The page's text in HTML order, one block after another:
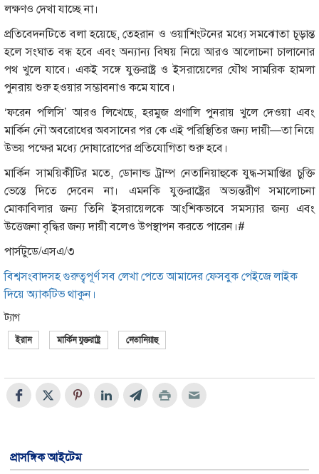
লক্ষণও দেখা যাচ্ছে না।
প্রতিবেদনটিতে বলা হয়েছে, তেহরান ও ওয়াশিংটনের মধ্যে সমঝোতা চূড়ান্ত
হলে সংঘাত বন্ধ হবে এবং অন্যান্য বিষয় নিয়ে আরও আলোচনা চালানোর
পথ খুলে যাবে। একই সঙ্গে যুক্তরাষ্ট্র ও ইসরায়েলের যৌথ সামরিক হামলা
পুনরায় শুরু হওয়ার সম্ভাবনাও কমে যাবে।
‘ফরেন পলিসি’ আরও লিখেছে, হরমুজ প্রণালি পুনরায় খুলে দেওয়া এবং
মার্কিন নৌ অবরোধের অবসানের পর কে এই পরিস্থিতির জন্য দায়ী—তা নিয়ে
উভয় পক্ষের মধ্যে দোষারোপের প্রতিযোগিতা শুরু হবে।
মার্কিন সাময়িকীটির মতে, ডোনাল্ড ট্রাম্প নেতানিয়াহুকে যুদ্ধ-সমাপ্তির চুক্তি
ভেস্তে দিতে দেবেন না। এমনকি যুক্তরাষ্ট্রের অভ্যন্তরীণ সমালোচনা
মোকাবিলার জন্য তিনি ইসরায়েলকে আংশিকভাবে সমস্যার জন্য এবং
উত্তেজনা বৃদ্ধির জন্য দায়ী বলেও উপস্থাপন করতে পারেন।#
পার্সটুডে/এসএ/৩
বিশ্বসংবাদসহ গুরুত্বপূর্ণ সব লেখা পেতে আমাদের ফেসবুক পেইজে লাইক
দিয়ে অ্যাকটিভ থাকুন।
ট্যাগ
ইরান মার্কিন যুক্তরাষ্ট্র নেতানিয়াহু
প্রাসঙ্গিক আইটেম